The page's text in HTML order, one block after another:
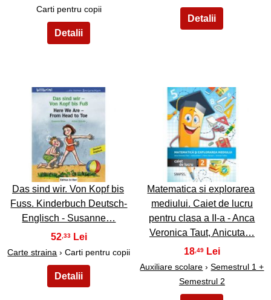
Carti pentru copii
17
Das sind wir. Von Kopf bis
Fuss. Kinderbuch Deutsch-
Englisch - Susanne…
52 ,33
Carte straina › Carti pentru copii
18
Matematica si explorarea
mediului. Caiet de lucru
pentru clasa a II-a - Anca
Veronica Taut, Anicuta…
18 ,49
Auxiliare scolare ›Semestrul 1 +
Semestrul 2